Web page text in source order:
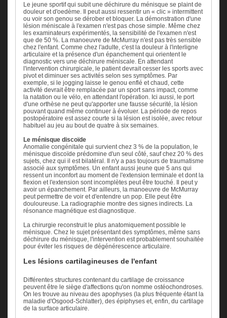
Le jeune sportif qui subit une déchirure du ménisque se plaint de
douleur et d'oedème. Il peut aussi ressentir un « clic » intermittent
ou voir son genou se dérober et bloquer. La démonstration d'une
lésion méniscale à l'examen n'est pas chose simple. Même chez
les examinateurs expérimentés, la sensibilité de l'examen n'est
que de 50 %. La manoeuvre de McMurray n'est pas très sensible
chez l'enfant. Comme chez l'adulte, c'est la douleur à l'interligne
articulaire et la présence d'un épanchement qui orientent le
diagnostic vers une déchirure méniscale. En attendant
l'intervention chirurgicale, le patient devrait cesser les sports avec
pivot et diminuer ses activités selon ses symptômes. Par
exemple, si le jogging laisse le genou enflé et chaud, cette
activité devrait être remplacée par un sport sans impact, comme
la natation ou le vélo, en attendant l'opération. Ici aussi, le port
d'une orthèse ne peut qu'apporter une fausse sécurité, la lésion
pouvant quand même continuer à évoluer. La période de repos
postopératoire est assez courte si la lésion est isolée, avec retour
habituel au jeu au bout de quatre à six semaines.
Le ménisque discoïde
Anomalie congénitale qui survient chez 3 % de la population, le
ménisque discoïde prédomine d'un seul côté, sauf chez 20 % des
sujets, chez qui il est bilatéral. Il n'y a pas toujours de traumatisme
associé aux symptômes. Un enfant aussi jeune que 5 ans qui
ressent un inconfort au moment de l'extension terminale et dont la
flexion et l'extension sont incomplètes peut être touché. Il peut y
avoir un épanchement. Par ailleurs, la manoeuvre de McMurray
peut permettre de voir et d'entendre un pop. Elle peut être
douloureuse. La radiographie montre des signes indirects. La
résonance magnétique est diagnostique.
La chirurgie reconstruit le plus anatomiquement possible le
ménisque. Chez le sujet présentant des symptômes, même sans
déchirure du ménisque, l'intervention est probablement souhaitée
pour éviter les risques de dégénérescence articulaire.
Les lésions cartilagineuses de l'enfant
Différentes structures contenant du cartilage de croissance
peuvent être le siège d'affections qu'on nomme ostéochondroses.
On les trouve au niveau des apophyses (la plus fréquente étant la
maladie d'Osgood-Schlatter), des épiphyses et, enfin, du cartilage
de la surface articulaire.